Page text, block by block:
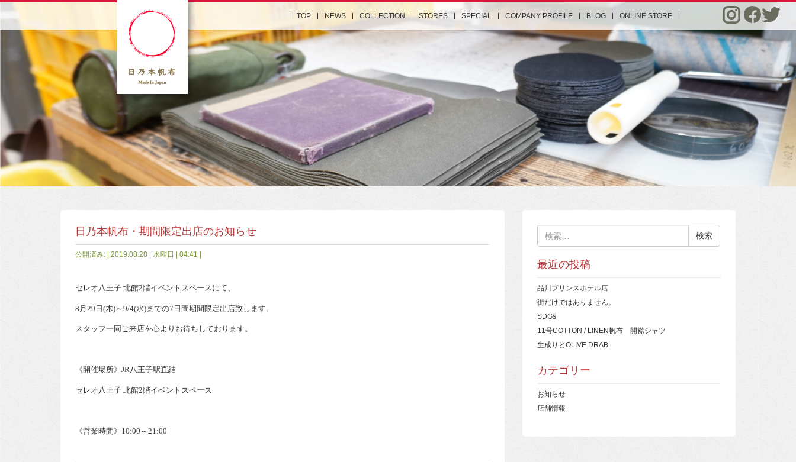
TOP NEWS COLLECTION STORES SPECIAL COMPANY PROFILE BLOG ONLINE STORE
日乃本帆布・期間限定出店のお知らせ
公開済み: | 2019.08.28 | 水曜日 | 04:41 |
セレオ八王子 北館2階イベントスペースにて、
8月29日(木)～9/4(水)までの7日間期間限定出店致します。
スタッフ一同ご来店を心よりお待ちしております。
《開催場所》JR八王子駅直結
セレオ八王子 北館2階イベントスペース
《営業時間》10:00～21:00
索:
最近の投稿
品川プリンスホテル店
街だけではありません。
SDGs
11号COTTON / LINEN帆布 開襟シャツ
生成りとOLIVE DRAB
カテゴリー
お知らせ
店舗情報